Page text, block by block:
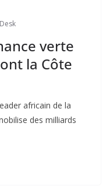
verte
la Côte
africain de la
des milliards